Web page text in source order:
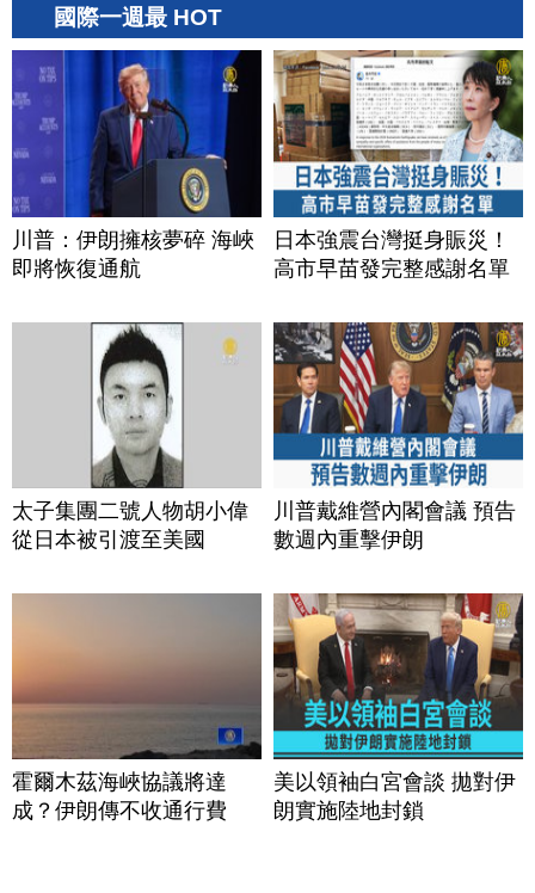
國際一週最 HOT
川普：伊朗擁核夢碎 海峽
即將恢復通航
日本強震台灣挺身賑災！
高市早苗發完整感謝名單
太子集團二號人物胡小偉
從日本被引渡至美國
川普戴維營內閣會議 預告
數週內重擊伊朗
霍爾木茲海峽協議將達
成？伊朗傳不收通行費
美以領袖白宮會談 拋對伊
朗實施陸地封鎖